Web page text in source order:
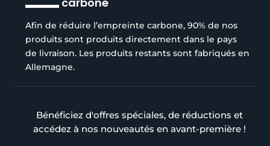
Afin de réduire l’empreinte carbone, 90% de nos
produits sont produits directement dans le pays
de livraison. Les produits restants sont fabriqués en
Allemagne.
Bénéficiez d'offres spéciales, de réductions et
accédez à nos nouveautés en avant-première !